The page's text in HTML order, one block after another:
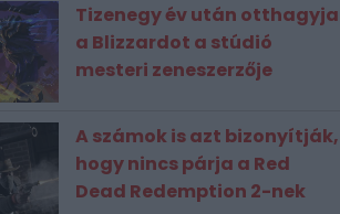
Tizenegy év után otthagyja
a Blizzardot a stúdió
mesteri zeneszerzője
A számok is azt bizonyítják,
hogy nincs párja a Red
Dead Redemption 2-nek